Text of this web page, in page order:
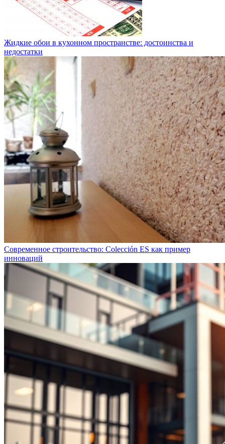
Жидкие обои в кухонном пространстве: достоинства и
недостатки
Современное строительство: Colección ES как пример
инноваций